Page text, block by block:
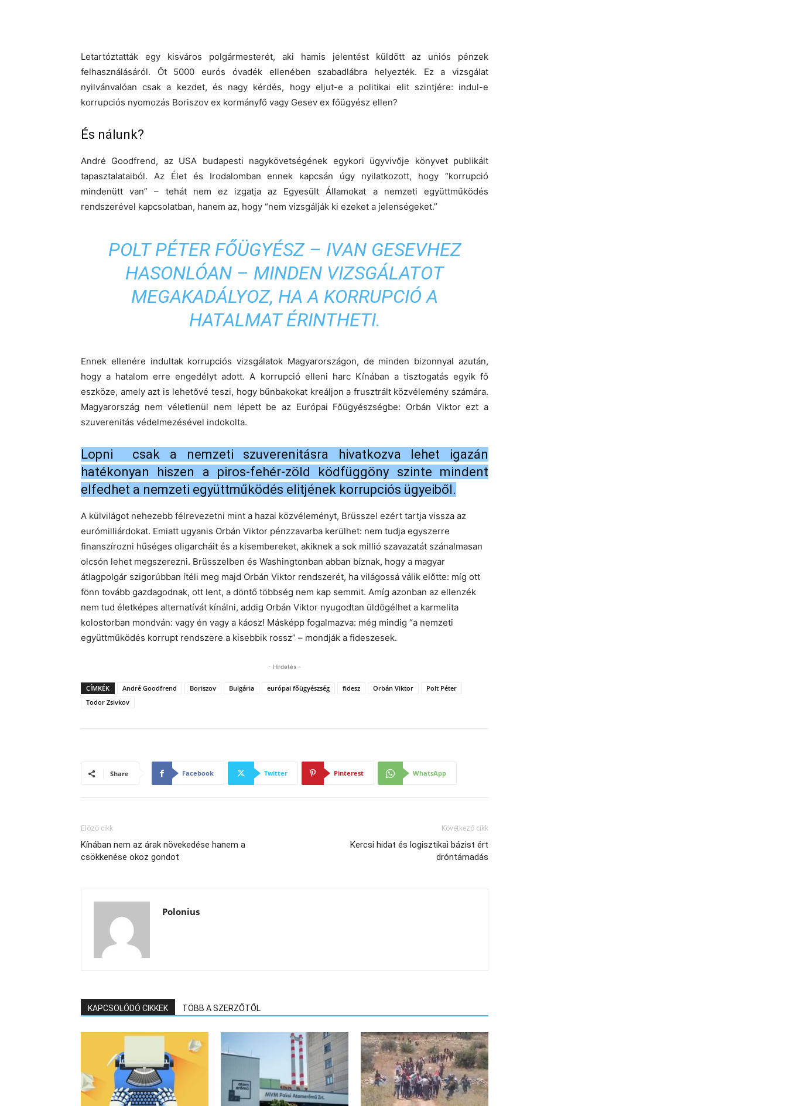
Letartóztatták egy kisváros polgármesterét, aki hamis jelentést küldött az uniós pénzek
felhasználásáról. Őt 5000 eurós óvadék ellenében szabadlábra helyezték. Ez a vizsgálat
nyilvánvalóan csak a kezdet, és nagy kérdés, hogy eljut-e a politikai elit szintjére: indul-e
korrupciós nyomozás Boriszov ex kormányfő vagy Gesev ex főügyész ellen?
És nálunk?
André Goodfrend, az USA budapesti nagykövetségének egykori ügyvivője könyvet publikált
tapasztalataiból. Az Élet és Irodalomban ennek kapcsán úgy nyilatkozott, hogy “korrupció
mindenütt van” – tehát nem ez izgatja az Egyesült Államokat a nemzeti együttműködés
rendszerével kapcsolatban, hanem az, hogy “nem vizsgálják ki ezeket a jelenségeket.”
POLT PÉTER FŐÜGYÉSZ – IVAN GESEVHEZ
HASONLÓAN – MINDEN VIZSGÁLATOT
MEGAKADÁLYOZ, HA A KORRUPCIÓ A
HATALMAT ÉRINTHETI.
Ennek ellenére indultak korrupciós vizsgálatok Magyarországon, de minden bizonnyal azután,
hogy a hatalom erre engedélyt adott. A korrupció elleni harc Kínában a tisztogatás egyik fő
eszköze, amely azt is lehetővé teszi, hogy bűnbakokat kreáljon a frusztrált közvélemény számára.
Magyarország nem véletlenül nem lépett be az Európai Főügyészségbe: Orbán Viktor ezt a
szuverenitás védelmezésével indokolta.
Lopni csak a nemzeti szuverenitásra hivatkozva lehet igazán
hatékonyan hiszen a piros-fehér-zöld ködfüggöny szinte mindent
elfedhet a nemzeti együttműködés elitjének korrupciós ügyeiből.
A külvilágot nehezebb félrevezetni mint a hazai közvéleményt, Brüsszel ezért tartja vissza az
eurómilliárdokat. Emiatt ugyanis Orbán Viktor pénzzavarba kerülhet: nem tudja egyszerre
finanszírozni hűséges oligarcháit és a kisembereket, akiknek a sok millió szavazatát szánalmasan
olcsón lehet megszerezni. Brüsszelben és Washingtonban abban bíznak, hogy a magyar
átlagpolgár szigorúbban ítéli meg majd Orbán Viktor rendszerét, ha világossá válik előtte: míg ott
fönn tovább gazdagodnak, ott lent, a döntő többség nem kap semmit. Amíg azonban az ellenzék
nem tud életképes alternatívát kínálni, addig Orbán Viktor nyugodtan üldögélhet a karmelita
kolostorban mondván: vagy én vagy a káosz! Másképp fogalmazva: még mindig “a nemzeti
együttműködés korrupt rendszere a kisebbik rossz” – mondják a fideszesek.
- Hirdetés -
CÍMKÉK André Goodfrend Boriszov Bulgária európai főügyészség fidesz Orbán Viktor
Polt Péter
Todor Zsivkov
Share Facebook Twitter Pinterest WhatsApp
Előző cikk
Kínában nem az árak növekedése hanem a
csökkenése okoz gondot
Következő cikk
Kercsi hidat és logisztikai bázist ért
dróntámadás
Polonius
KAPCSOLÓDÓ CIKKEK TÖBB A SZERZŐTŐL